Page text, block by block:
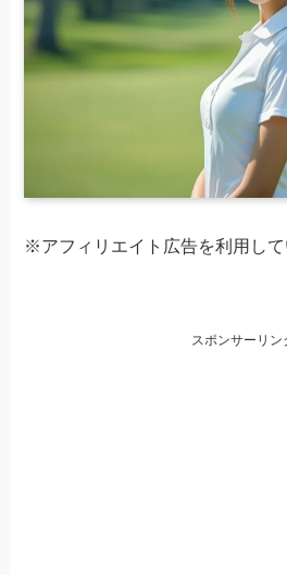
※アフィリエイト広告を利用し
スポンサーリン